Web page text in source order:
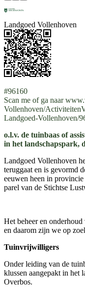
Landgoed Vollenhoven
#96160
Scan me of ga naar
Vollenhoven/
Landgoed-Vollenhoven/
o.l.v. de tuinbaas of
in het landschapspark,
Landgoed Vollenhoven
teruggaat en is gevormd
eeuwen heen in
parel van de Stichtse
Het beheer en
en daarom zijn we op
Tuinvrijwilligers
Onder leiding van de
klussen aangepakt in het
Overbos.